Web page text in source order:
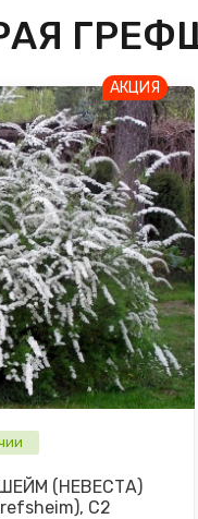
АКЦИЯ
(НЕВЕСТА)
С2